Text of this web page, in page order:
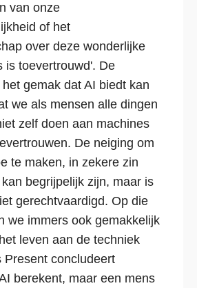
van onze
of het
over deze wonderlijke
is toevertrouwd'. De
gemak dat AI biedt kan
we als mensen alle dingen
zelf doen aan machines
De neiging om
te maken, in zekere zin
begrijpelijk zijn, maar is
gerechtvaardigd. Op die
we immers ook gemakkelijk
leven aan de techniek
Present concludeert
berekent, maar een mens